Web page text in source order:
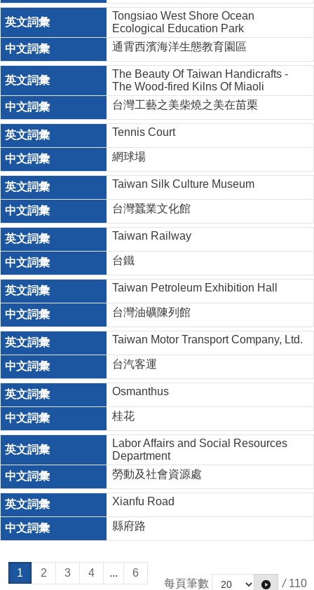
Tongsiao West Shore Ocean
Ecological Education Park
通霄西濱海洋生態教育園區
The Beauty Of Taiwan Handicrafts -
The Wood-fired Kilns Of Miaoli
台灣工藝之美柴燒之美在苗栗
Tennis Court
網球場
Taiwan Silk Culture Museum
台灣蠶業文化館
Taiwan Railway
台鐵
Taiwan Petroleum Exhibition Hall
台灣油礦陳列館
Taiwan Motor Transport Company, Ltd.
台汽客運
Osmanthus
桂花
Labor Affairs and Social Resources
Department
勞動及社會資源處
Xianfu Road
縣府路
1 2 3 4 ...
6
每頁筆數
/ 110